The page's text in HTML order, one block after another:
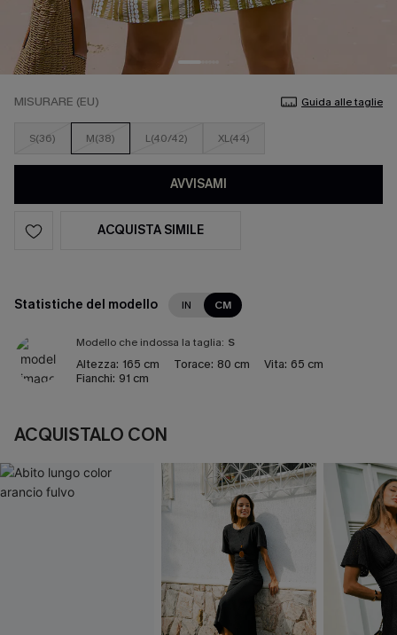
MISURARE (EU) Guida alle taglie
S(36) M(38) L(40/42) XL(44)
AVVISAMI
ACQUISTA SIMILE
Statistiche del modello IN CM
Modello che indossa la taglia: S
Altezza: 165 cm Torace: 80 cm Vita: 65 cm
Fianchi: 91 cm
ACQUISTALO CON